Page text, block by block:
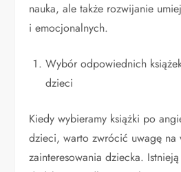
nauka, ale także rozwijanie
i emocjonalnych.
Wybór odpowiednich
dzieci
Kiedy wybieramy książki po
dzieci, warto zwrócić uwagę na
zainteresowania dziecka.